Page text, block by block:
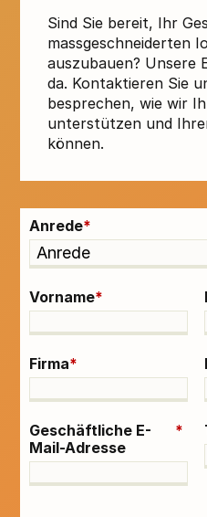
Sind Sie bereit, Ihr
massgeschneiderten
auszubauen? Unsere
da. Kontaktieren Sie
besprechen, wie wir
unterstützen und
können.
*
Anrede
*
Vorname
*
Firma
*
Geschäftliche E-
Mail-Adresse